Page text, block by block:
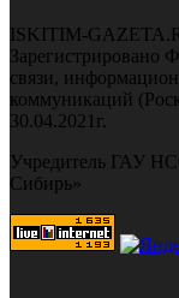
ISKITIM-
Зарегистрировано
связи,
коммуникаций
30.04.2021г.
Учредитель ГАУ
Сибирь»